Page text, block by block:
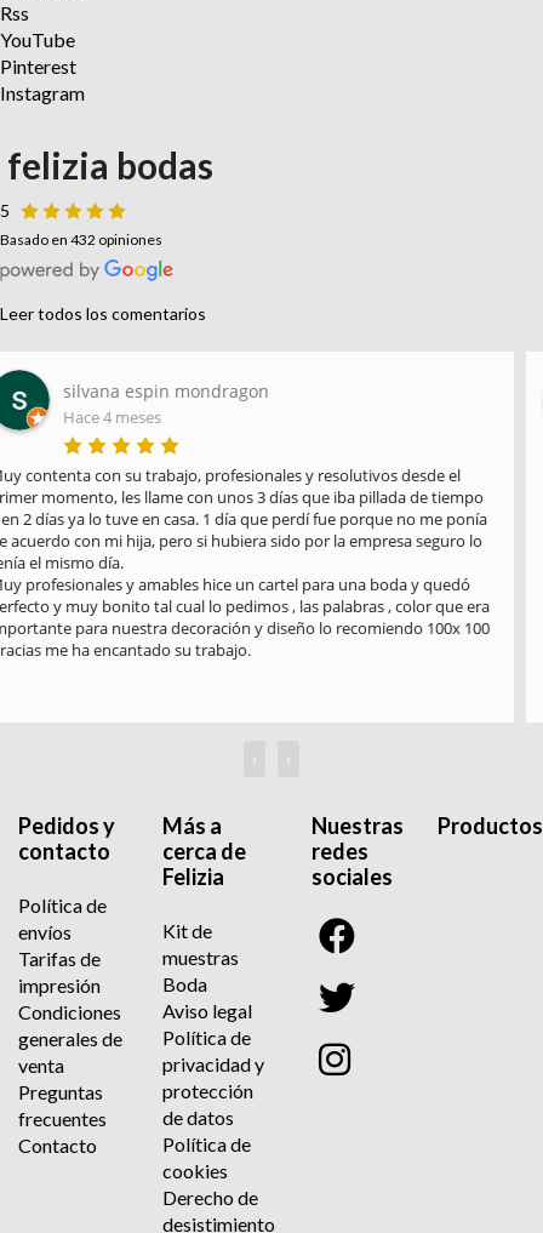
Rss
YouTube
Pinterest
Instagram
felizia bodas
5
Basado en 432 opiniones
Leer todos los comentarios
Paula Pellicer
Hace 4 meses
He recibido hoy mi pedido y estoy encantada. Gracias por la
profesionalidad, amabilidad y el saber hacer. Habéis sido
encantadores y muy atentos, la presentación del paquete es
impecable y muy bonita, verdaderamente es un trabajo hecho con
amor. Seguro que si tengo otro evento será en vosotros en los
primeros que confíe. Muchas gracias por todo. Un saludo
‹ ›
Pedidos y
contacto
Política de
envíos
Tarifas de
impresión
Condiciones
generales de
venta
Preguntas
frecuentes
Contacto
Más a
cerca de
Felizia
Kit de
muestras
Boda
Aviso legal
Política de
privacidad y
protección
de datos
Política de
cookies
Derecho de
desistimiento
Nuestras
redes
sociales
Productos